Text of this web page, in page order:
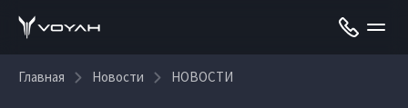
Главная Новости НОВОСТИ